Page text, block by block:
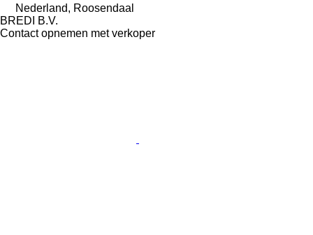
Nederland, Roosendaal
BREDI B.V.
Contact opnemen met verkoper